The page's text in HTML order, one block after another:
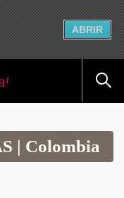
| Colombia
ABRIR